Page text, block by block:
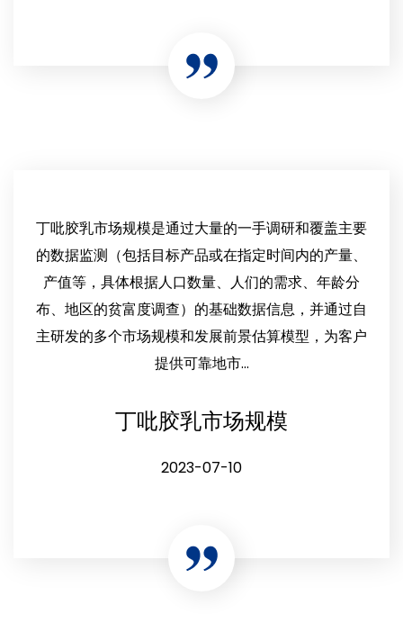
丁吡胶乳市场规模是通过大量的一手调研和覆盖主要
的数据监测（包括目标产品或在指定时间内的产量、
产值等，具体根据人口数量、人们的需求、年龄分
布、地区的贫富度调查）的基础数据信息，并通过自
主研发的多个市场规模和发展前景估算模型，为客户
提供可靠地市...
丁吡胶乳市场规模
2023-07-10